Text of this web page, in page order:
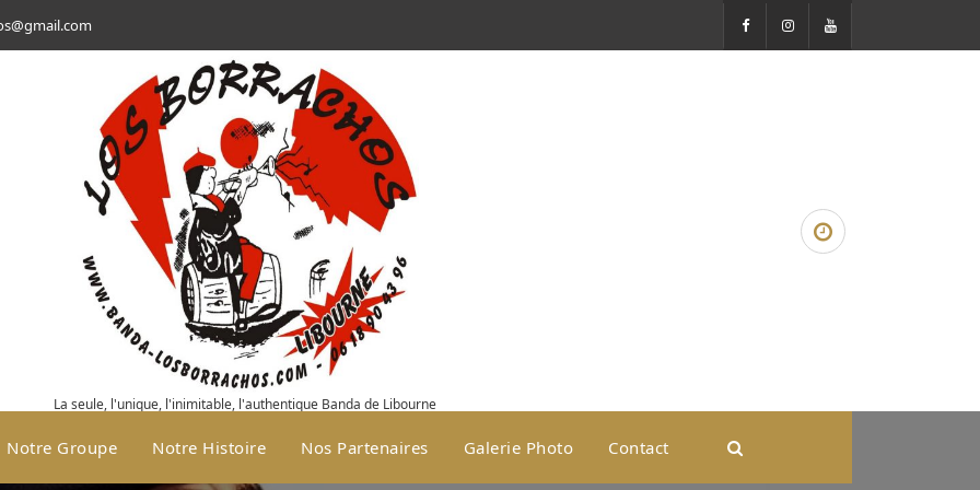
La seule, l'unique, l'inimitable, l'authentique Banda de Libourne
Notre Groupe Notre Histoire Nos Partenaires Galerie Photo Contact